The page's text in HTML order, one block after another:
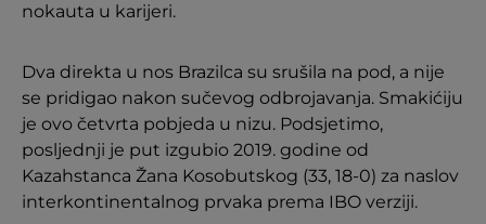
nokauta u karijeri.
Dva direkta u nos Brazilca su srušila na pod, a nije
se pridigao nakon sučevog odbrojavanja. Smakićiju
je ovo četvrta pobjeda u nizu. Podsjetimo,
posljednji je put izgubio 2019. godine od
Kazahstanca Žana Kosobutskog (33, 18-0) za naslov
interkontinentalnog prvaka prema IBO verziji.